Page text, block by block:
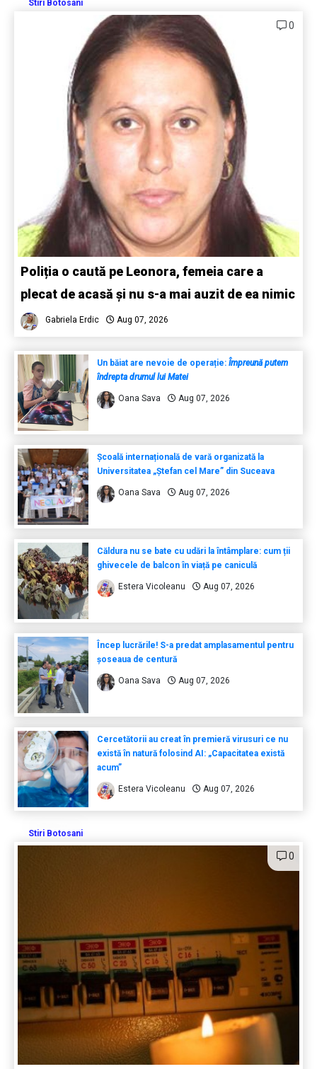
Stiri Botosani
0
Poliția o caută pe Leonora, femeia care a
plecat de acasă și nu s-a mai auzit de ea nimic
Gabriela Erdic Aug 07, 2026
Un băiat are nevoie de operație: Împreună putem
îndrepta drumul lui Matei
Oana Sava Aug 07, 2026
Școală internațională de vară organizată la
Universitatea „Ștefan cel Mare” din Suceava
Oana Sava Aug 07, 2026
Căldura nu se bate cu udări la întâmplare: cum ții
ghivecele de balcon în viață pe caniculă
Estera Vicoleanu Aug 07, 2026
Încep lucrările! S-a predat amplasamentul pentru
șoseaua de centură
Oana Sava Aug 07, 2026
Cercetătorii au creat în premieră virusuri ce nu
există în natură folosind AI: „Capacitatea există
acum”
Estera Vicoleanu Aug 07, 2026
Stiri Botosani
0